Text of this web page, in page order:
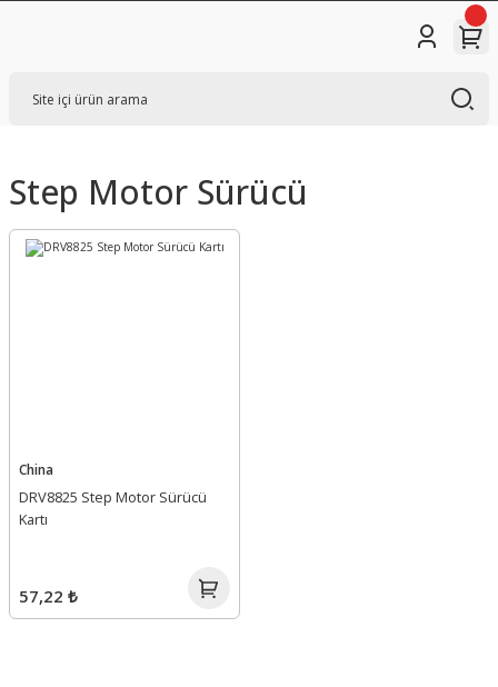
Step Motor Sürücü
China
DRV8825 Step Motor Sürücü
Kartı
57,22 ₺